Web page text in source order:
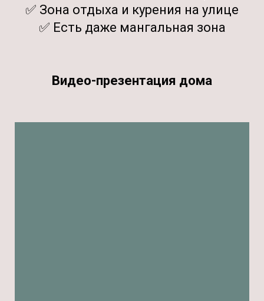
✅ Зона отдыха и курения на улице
✅ Есть даже мангальная зона
Видео-презентация дома